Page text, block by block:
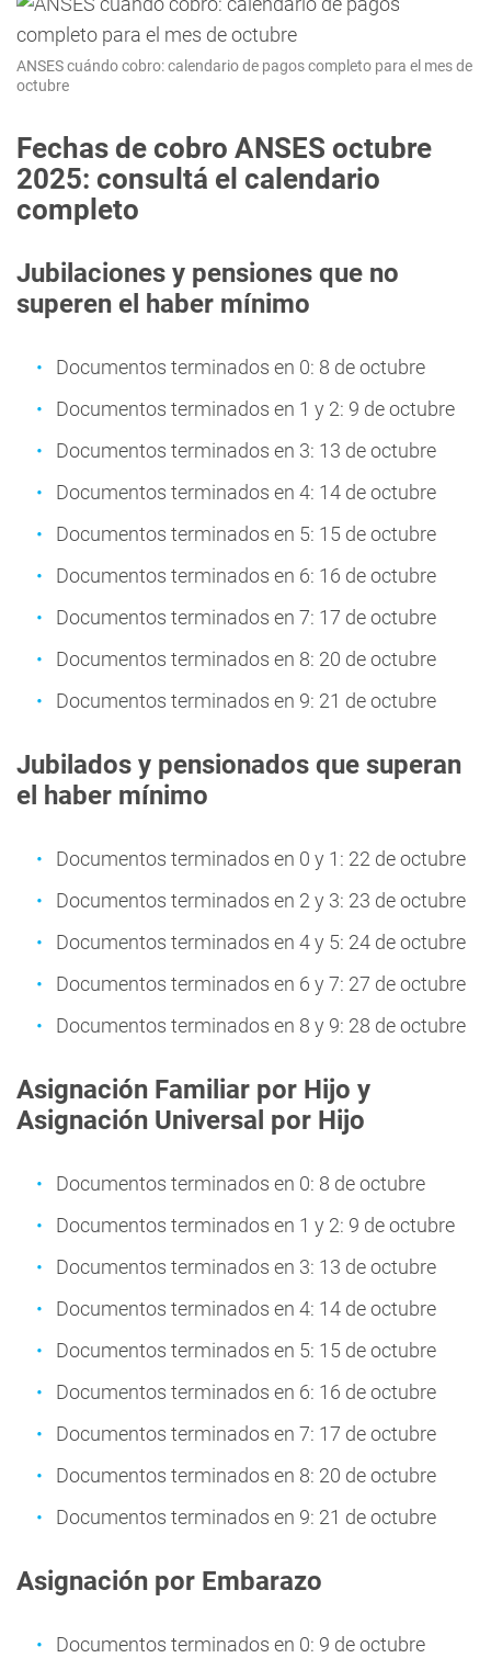
ANSES cuándo cobro: calendario de pagos completo para el mes de
octubre
Fechas de cobro ANSES octubre
2025: consultá el calendario
completo
Jubilaciones y pensiones que no
superen el haber mínimo
Documentos terminados en 0: 8 de octubre
Documentos terminados en 1 y 2: 9 de octubre
Documentos terminados en 3: 13 de octubre
Documentos terminados en 4: 14 de octubre
Documentos terminados en 5: 15 de octubre
Documentos terminados en 6: 16 de octubre
Documentos terminados en 7: 17 de octubre
Documentos terminados en 8: 20 de octubre
Documentos terminados en 9: 21 de octubre
Jubilados y pensionados que superan
el haber mínimo
Documentos terminados en 0 y 1: 22 de octubre
Documentos terminados en 2 y 3: 23 de octubre
Documentos terminados en 4 y 5: 24 de octubre
Documentos terminados en 6 y 7: 27 de octubre
Documentos terminados en 8 y 9: 28 de octubre
Asignación Familiar por Hijo y
Asignación Universal por Hijo
Documentos terminados en 0: 8 de octubre
Documentos terminados en 1 y 2: 9 de octubre
Documentos terminados en 3: 13 de octubre
Documentos terminados en 4: 14 de octubre
Documentos terminados en 5: 15 de octubre
Documentos terminados en 6: 16 de octubre
Documentos terminados en 7: 17 de octubre
Documentos terminados en 8: 20 de octubre
Documentos terminados en 9: 21 de octubre
Asignación por Embarazo
Documentos terminados en 0: 9 de octubre